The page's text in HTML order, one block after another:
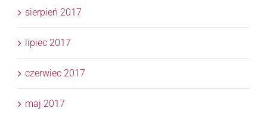
sierpień 2017
lipiec 2017
czerwiec 2017
maj 2017